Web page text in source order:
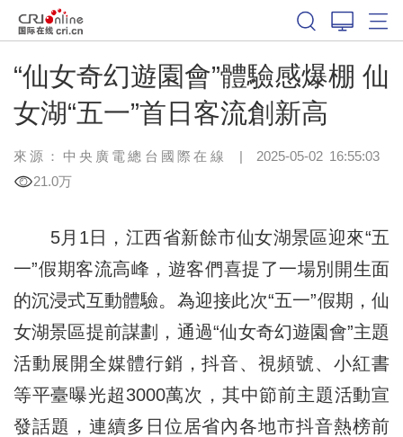
“仙女奇幻遊園會”體驗感爆棚 仙
女湖“五一”首日客流創新高
來源：中央廣電總台國際在線 | 2025-05-02 16:55:03
21.0万
5月1日，江西省新餘市仙女湖景區迎來“五
一”假期客流高峰，遊客們喜提了一場別開生面
的沉浸式互動體驗。為迎接此次“五一”假期，仙
女湖景區提前謀劃，通過“仙女奇幻遊園會”主題
活動展開全媒體行銷，抖音、視頻號、小紅書
等平臺曝光超3000萬次，其中節前主題活動宣
發話題，連續多日位居省內各地市抖音熱榜前